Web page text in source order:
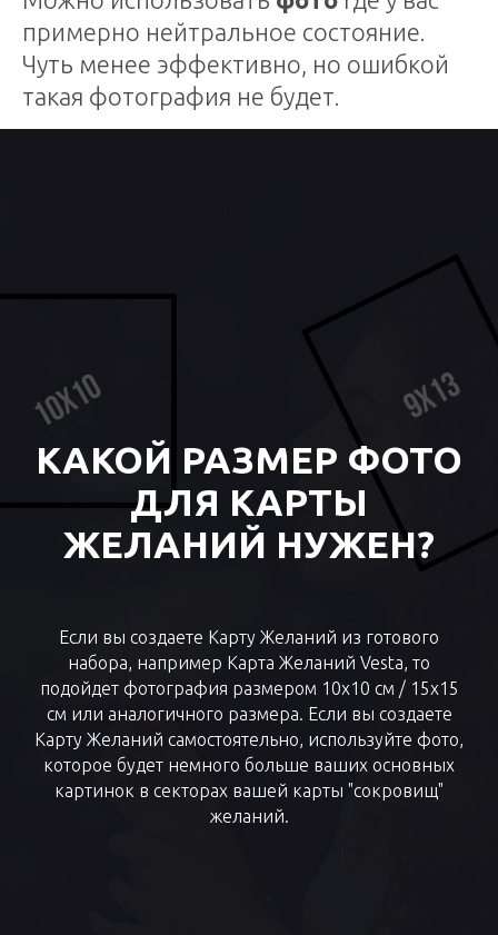
примерно нейтральное состояние.
Чуть менее эффективно, но ошибкой
такая фотография не будет.
КАКОЙ РАЗМЕР ФОТО
ДЛЯ КАРТЫ
ЖЕЛАНИЙ НУЖЕН?
Если вы создаете Карту Желаний из готового
набора, например Карта Желаний Vesta, то
подойдет фотография размером 10х10 см / 15х15
см или аналогичного размера. Если вы создаете
Карту Желаний самостоятельно, используйте фото,
которое будет немного больше ваших основных
картинок в секторах вашей карты "сокровищ"
желаний.